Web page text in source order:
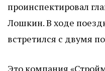
проинспектировал
Лошкин. В ходе
встретился с двумя